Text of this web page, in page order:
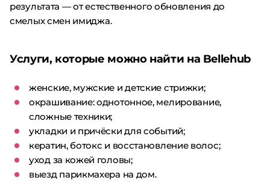
результата — от естественного обновления до
смелых смен имиджа.
Услуги, которые можно найти на Bellehub
женские, мужские и детские стрижки;
окрашивание: однотонное, мелирование,
сложные техники;
укладки и причёски для событий;
кератин, ботокс и восстановление волос;
уход за кожей головы;
выезд парикмахера на дом.